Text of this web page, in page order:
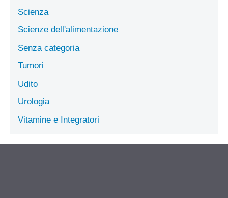
Scienza
Scienze dell'alimentazione
Senza categoria
Tumori
Udito
Urologia
Vitamine e Integratori